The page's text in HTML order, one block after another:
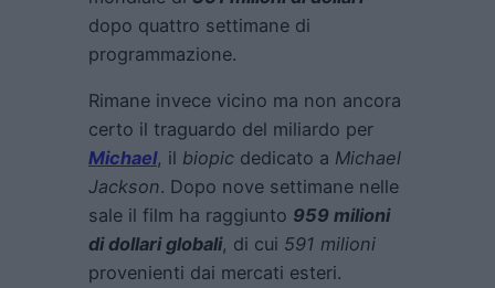
dopo quattro settimane di
programmazione.
Rimane invece vicino ma non ancora
certo il traguardo del miliardo per
Michael, il biopic dedicato a Michael
Jackson. Dopo nove settimane nelle
sale il film ha raggiunto 959 milioni
di dollari globali, di cui 591 milioni
provenienti dai mercati esteri.